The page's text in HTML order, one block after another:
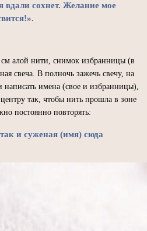
вдали сохнет. Желание мое
см алой нити, снимок избранницы (в
свеча. В полночь зажечь свечу, на
написать имена (свое и избранницы),
так, чтобы нить прошла в зоне
постоянно повторять:
и суженая (имя) сюда